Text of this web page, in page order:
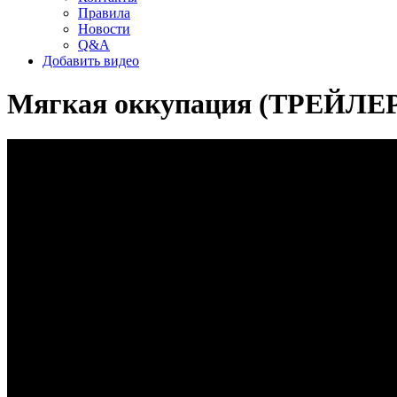
Правила
Новости
Q&A
Добавить видео
Мягкая оккупация